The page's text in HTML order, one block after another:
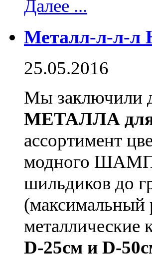
Далее ...
Металл-л-л-
25.05.2016
Мы заключили
МЕТАЛЛА
ассортимент
модного
шильдиков до
(максимальный
металлические
D-25см и D-